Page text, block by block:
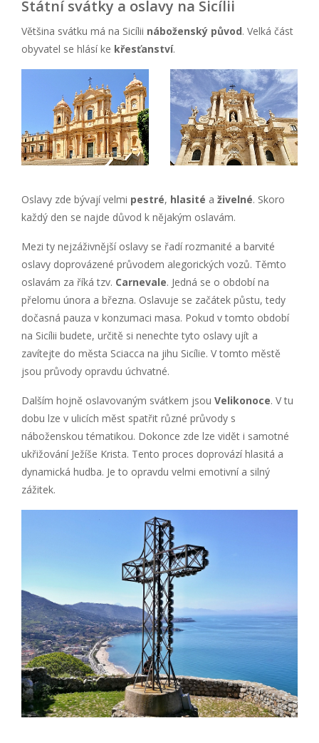
Státní svátky a oslavy na Sicílii
Většina svátku má na Sicílii náboženský původ. Velká část
obyvatel se hlásí ke křesťanství.
Oslavy zde bývají velmi pestré, hlasité a živelné. Skoro
každý den se najde důvod k nějakým oslavám.
Mezi ty nejzáživnější oslavy se řadí rozmanité a barvité
oslavy doprovázené průvodem alegorických vozů. Těmto
oslavám za říká tzv. Carnevale. Jedná se o období na
přelomu února a března. Oslavuje se začátek půstu, tedy
dočasná pauza v konzumaci masa. Pokud v tomto období
na Sicílii budete, určitě si nenechte tyto oslavy ujít a
zavítejte do města Sciacca na jihu Sicílie. V tomto městě
jsou průvody opravdu úchvatné.
Dalším hojně oslavovaným svátkem jsou Velikonoce. V tu
dobu lze v ulicích měst spatřit různé průvody s
náboženskou tématikou. Dokonce zde lze vidět i samotné
ukřižování Ježíše Krista. Tento proces doprovází hlasitá a
dynamická hudba. Je to opravdu velmi emotivní a silný
zážitek.